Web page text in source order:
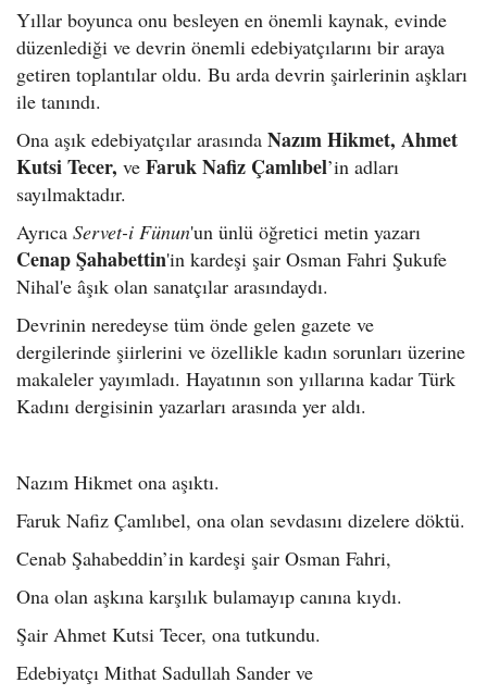
Yıllar boyunca onu besleyen en önemli kaynak, evinde
düzenlediği ve devrin önemli edebiyatçılarını bir araya
getiren toplantılar oldu. Bu arda devrin şairlerinin aşkları
ile tanındı.
Ona aşık edebiyatçılar arasında Nazım Hikmet, Ahmet
Kutsi Tecer, ve Faruk Nafiz Çamlıbel’in adları
sayılmaktadır.
Ayrıca Servet-i Fünun'un ünlü öğretici metin yazarı
Cenap Şahabettin'in kardeşi şair Osman Fahri Şukufe
Nihal'e âşık olan sanatçılar arasındaydı.
Devrinin neredeyse tüm önde gelen gazete ve
dergilerinde şiirlerini ve özellikle kadın sorunları üzerine
makaleler yayımladı. Hayatının son yıllarına kadar Türk
Kadını dergisinin yazarları arasında yer aldı.
Nazım Hikmet ona aşıktı.
Faruk Nafiz Çamlıbel, ona olan sevdasını dizelere döktü.
Cenab Şahabeddin’in kardeşi şair Osman Fahri,
Ona olan aşkına karşılık bulamayıp canına kıydı.
Şair Ahmet Kutsi Tecer, ona tutkundu.
Edebiyatçı Mithat Sadullah Sander ve